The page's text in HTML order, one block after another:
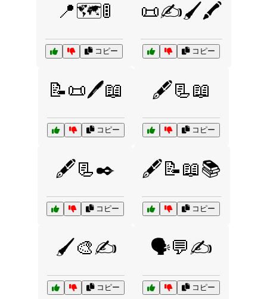
📍🗺️🚦
コピー
📜✍️🖌️🖍️
コピー
📝📜🖊️📖
コピー
🖋️📃📖
コピー
🖋️📃✒️
コピー
🖋️📝📖📚
コピー
🖌️🎨✍️
コピー
🗣️💬✍️
コピー